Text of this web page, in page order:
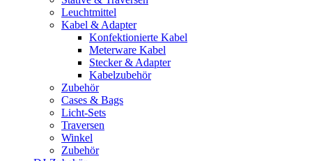
Leuchtmittel
Kabel & Adapter
Konfektionierte Kabel
Meterware Kabel
Stecker & Adapter
Kabelzubehör
Zubehör
Cases & Bags
Licht-Sets
Traversen
Winkel
Zubehör